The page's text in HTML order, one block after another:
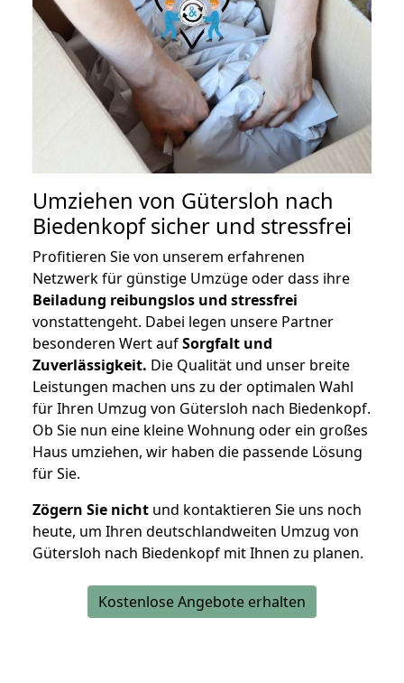
Umziehen von Gütersloh nach
Biedenkopfsicher und stressfrei
Profitieren Sie von unserem erfahrenen
Netzwerk für günstige Umzüge oder dass ihre
Beiladung reibungslos und stressfrei
vonstattengeht. Dabei legen unsere Partner
besonderen Wert aufSorgfalt und
Zuverlässigkeit. Die Qualität und unser breite
Leistungen machen uns zu der optimalen Wahl
für Ihren Umzug von Gütersloh nach Biedenkopf.
Ob Sie nun eine kleine Wohnung oder ein großes
Haus umziehen, wir haben die passende Lösung
für Sie.
Zögern Sie nicht und kontaktieren Sie uns noch
heute, um Ihren deutschlandweiten Umzug von
Gütersloh nach Biedenkopf mit Ihnen zu planen.
Kostenlose Angebote erhalten